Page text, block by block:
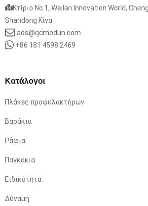
Κτίριο No.1, Weilan Innovation World,
Shandong Κίνα.
ads@qdmodun.com
+86 181 4598 2469
Κατάλογοι
Πλάκες προφυλακτήρων
Βαράκια
Ράφια
Παγκάκια
Ειδικότητα
Δύναμη